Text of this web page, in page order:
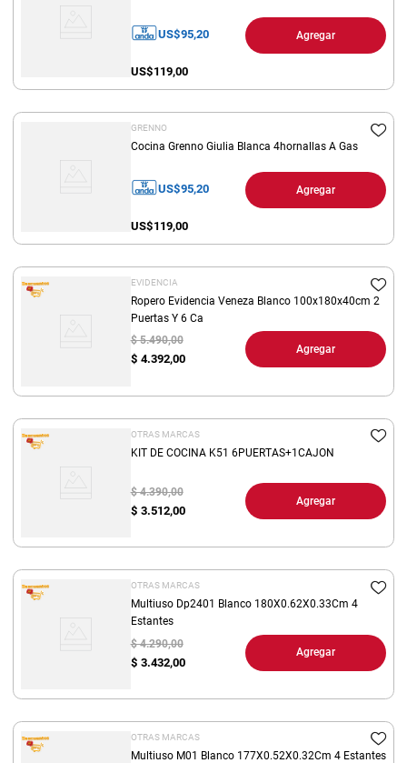
US$95,20
US$119,00
Agregar
GRENNO
Cocina Grenno Giulia Blanca 4hornallas A Gas
US$95,20
US$119,00
Agregar
EVIDENCIA
Ropero Evidencia Veneza Blanco 100x180x40cm 2
Puertas Y 6 Ca
$ 4.392,00
$ 5.490,00
Agregar
OTRAS MARCAS
KIT DE COCINA K51 6PUERTAS+1CAJON
$ 3.512,00
$ 4.390,00
Agregar
OTRAS MARCAS
Multiuso Dp2401 Blanco 180X0.62X0.33Cm 4
Estantes
$ 3.432,00
$ 4.290,00
Agregar
OTRAS MARCAS
Multiuso M01 Blanco 177X0.52X0.32Cm 4 Estantes